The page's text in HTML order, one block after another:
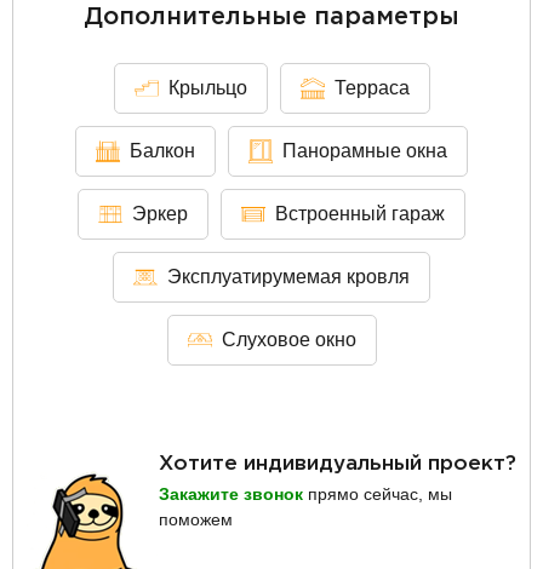
Дополнительные параметры
Крыльцо Терраса
Балкон Панорамные окна
Эркер Встроенный гараж
Эксплуатирумемая кровля
Слуховое окно
Хотите индивидуальный проект?
Закажите звонок прямо сейчас, мы
поможем